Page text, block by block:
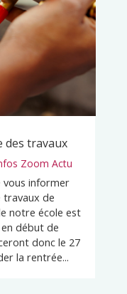
des travaux
Zoom Actu
vous informer
travaux de
notre école est
début de
donc le 27
la rentrée...